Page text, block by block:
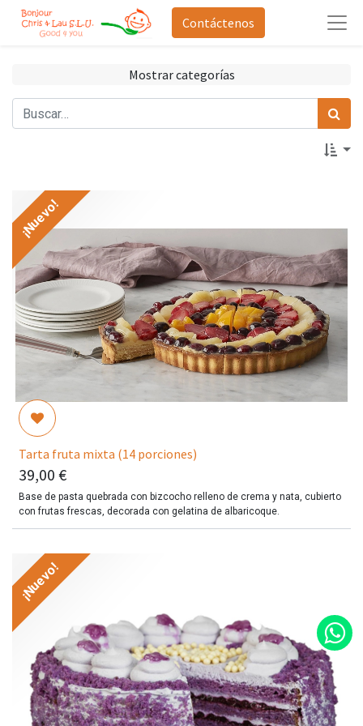
Contáctenos
Mostrar categorías
Tarta fruta mixta (14 porciones)
39,00 €
Base de pasta quebrada con bizcocho relleno de crema y nata, cubierto
con frutas frescas, decorada con gelatina de albaricoque.
¡Nuevo!
¡Nuevo!